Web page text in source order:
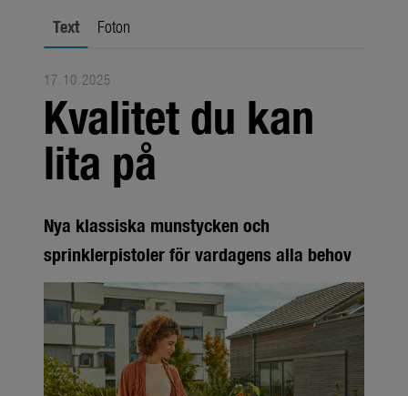
Presskontakt
Text Foton
17.10.2025
Kvalitet du kan
lita på
Nya klassiska munstycken och
sprinklerpistoler för vardagens alla behov